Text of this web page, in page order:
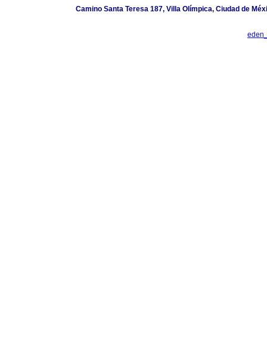
Camino Santa Teresa 187, Villa Olímpica, Ciudad de